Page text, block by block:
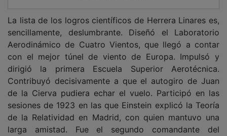
La lista de los logros científicos de Herrera Linares es,
sencillamente, deslumbrante. Diseñó el Laboratorio
Aerodinámico de Cuatro Vientos, que llegó a contar
con el mejor túnel de viento de Europa. Impulsó y
dirigió la primera Escuela Superior Aerotécnica.
Contribuyó decisivamente a que el autogiro de Juan
de la Cierva pudiera echar el vuelo. Participó en las
sesiones de 1923 en las que Einstein explicó la Teoría
de la Relatividad en Madrid, con quien mantuvo una
larga amistad. Fue el segundo comandante del